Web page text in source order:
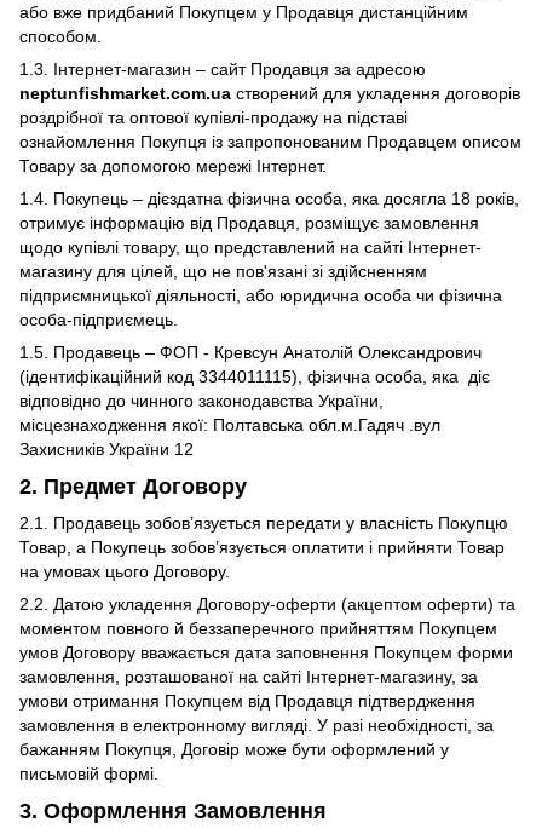
або вже придбаний Покупцем у Продавця дистанційним
способом.
1.3. Інтернет-магазин – сайт Продавця за адресою
neptunfishmarket.com.ua створений для укладення договорів
роздрібної та оптової купівлі-продажу на підставі
ознайомлення Покупця із запропонованим Продавцем описом
Товару за допомогою мережі Інтернет.
1.4. Покупець – дієздатна фізична особа, яка досягла 18 років,
отримує інформацію від Продавця, розміщує замовлення
щодо купівлі товару, що представлений на сайті Інтернет-
магазину для цілей, що не пов'язані зі здійсненням
підприємницької діяльності, або юридична особа чи фізична
особа-підприємець.
1.5. Продавець – ФОП - Кревсун Анатолій Олександрович
(ідентифікаційний код 3344011115), фізична особа, яка діє
відповідно до чинного законодавства України,
місцезнаходження якої: Полтавська обл.м.Гадяч .вул
Захисників України 12
2. Предмет Договору
2.1. Продавець зобов’язується передати у власність Покупцю
Товар, а Покупець зобов’язується оплатити і прийняти Товар
на умовах цього Договору.
2.2. Датою укладення Договору-оферти (акцептом оферти) та
моментом повного й беззаперечного прийняттям Покупцем
умов Договору вважається дата заповнення Покупцем форми
замовлення, розташованої на сайті Інтернет-магазину, за
умови отримання Покупцем від Продавця підтвердження
замовлення в електронному вигляді. У разі необхідності, за
бажанням Покупця, Договір може бути оформлений у
письмовій формі.
3. Оформлення Замовлення